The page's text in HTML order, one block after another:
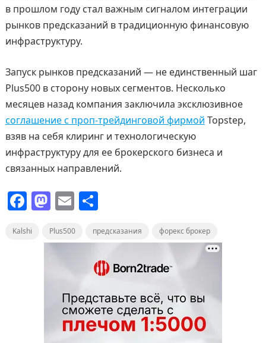
в прошлом году стал важным сигналом интеграции
рынков предсказаний в традиционную финансовую
инфраструктуру.
Запуск рынков предсказаний — не единственный шаг
Plus500 в сторону новых сегментов. Несколько
месяцев назад компания заключила эксклюзивное
соглашение с проп-трейдинговой фирмой Topstep,
взяв на себя клиринг и технологическую
инфраструктуру для ее брокерского бизнеса и
связанных направлений.
F
a
c
M
a
st
o
n
E
m
ai
О
п
р
а
в
и
т
Kalshi Plus500 предсказания форекс брокер